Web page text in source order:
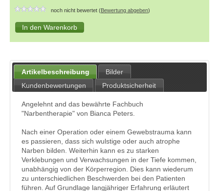
noch nicht bewertet (Bewertung abgeben)
Artikelbeschreibung
Bilder
Kundenbewertungen
Produktsicherheit
Angelehnt and das bewährte Fachbuch
"Narbentherapie" von Bianca Peters.
Nach einer Operation oder einem Gewebstrauma kann
es passieren, dass sich wulstige oder auch atrophe
Narben bilden. Weiterhin kann es zu starken
Verklebungen und Verwachsungen in der Tiefe kommen,
unabhängig von der Körperregion. Dies kann wiederum
zu unterschiedlichen Beschwerden bei den Patienten
führen. Auf Grundlage langjähriger Erfahrung erläutert